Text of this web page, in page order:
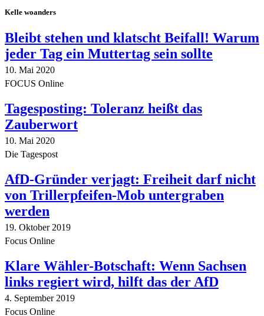
Kelle woanders
Bleibt stehen und klatscht Beifall! Warum
jeder Tag ein Muttertag sein sollte
10. Mai 2020
FOCUS Online
Tagesposting: Toleranz heißt das
Zauberwort
10. Mai 2020
Die Tagespost
AfD-Gründer verjagt: Freiheit darf nicht
von Trillerpfeifen-Mob untergraben
werden
19. Oktober 2019
Focus Online
Klare Wähler-Botschaft: Wenn Sachsen
links regiert wird, hilft das der AfD
4. September 2019
Focus Online